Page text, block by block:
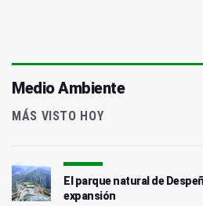
Medio Ambiente
MÁS VISTO HOY
El parque natural de
expansión